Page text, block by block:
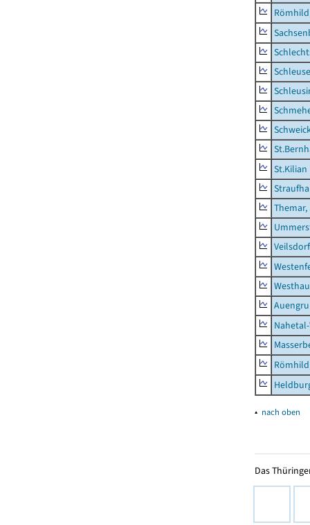
St.Kilian
Veilsdorf
▴ nach oben
Das